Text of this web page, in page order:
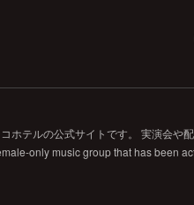
ホテルの公式サイトです。 実演会や
only music group that has been